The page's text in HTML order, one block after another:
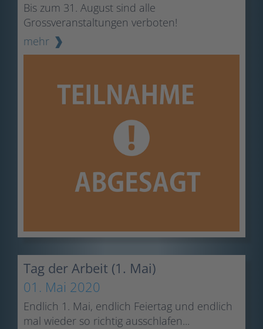
Bis zum 31. August sind alle
Grossveranstaltungen verboten!
mehr
Tag der Arbeit (1. Mai)
01. Mai 2020
Endlich 1. Mai, endlich Feiertag und endlich
mal wieder so richtig ausschlafen...